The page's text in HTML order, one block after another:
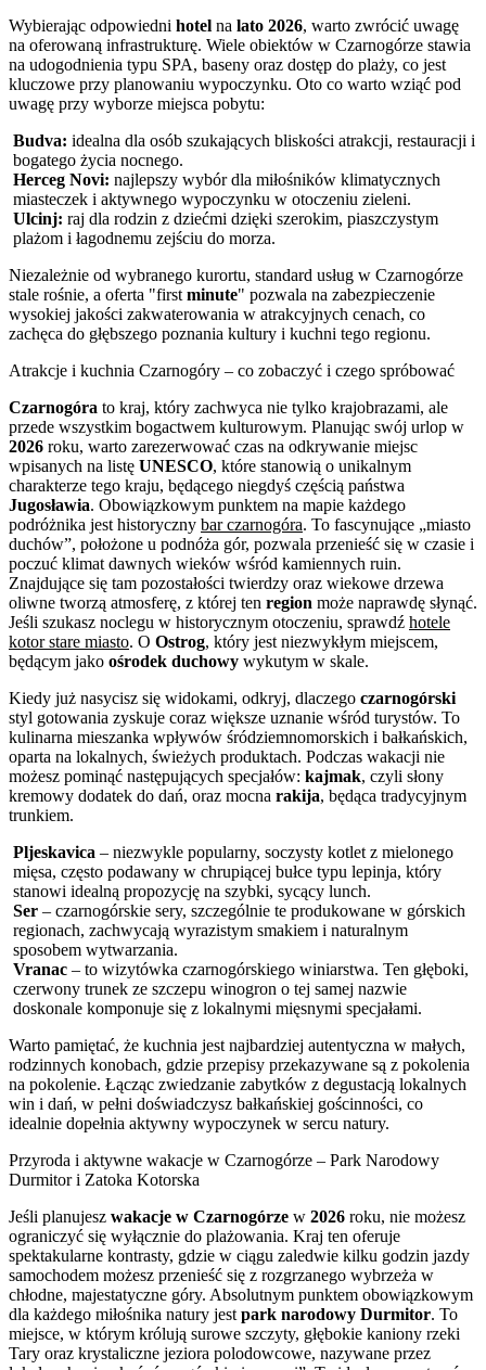
Wybierając odpowiedni hotel na lato 2026, warto zwrócić uwagę
na oferowaną infrastrukturę. Wiele obiektów w Czarnogórze stawia
na udogodnienia typu SPA, baseny oraz dostęp do plaży, co jest
kluczowe przy planowaniu wypoczynku. Oto co warto wziąć pod
uwagę przy wyborze miejsca pobytu:
Budva: idealna dla osób szukających bliskości atrakcji, restauracji i
bogatego życia nocnego.
Herceg Novi: najlepszy wybór dla miłośników klimatycznych
miasteczek i aktywnego wypoczynku w otoczeniu zieleni.
Ulcinj: raj dla rodzin z dziećmi dzięki szerokim, piaszczystym
plażom i łagodnemu zejściu do morza.
Niezależnie od wybranego kurortu, standard usług w Czarnogórze
stale rośnie, a oferta "first minute" pozwala na zabezpieczenie
wysokiej jakości zakwaterowania w atrakcyjnych cenach, co
zachęca do głębszego poznania kultury i kuchni tego regionu.
Atrakcje i kuchnia Czarnogóry – co zobaczyć i czego spróbować
Czarnogóra to kraj, który zachwyca nie tylko krajobrazami, ale
przede wszystkim bogactwem kulturowym. Planując swój urlop w
2026 roku, warto zarezerwować czas na odkrywanie miejsc
wpisanych na listę UNESCO, które stanowią o unikalnym
charakterze tego kraju, będącego niegdyś częścią państwa
Jugosławia. Obowiązkowym punktem na mapie każdego
podróżnika jest historyczny bar czarnogóra. To fascynujące „miasto
duchów”, położone u podnóża gór, pozwala przenieść się w czasie i
poczuć klimat dawnych wieków wśród kamiennych ruin.
Znajdujące się tam pozostałości twierdzy oraz wiekowe drzewa
oliwne tworzą atmosferę, z której ten region może naprawdę słynąć.
Jeśli szukasz noclegu w historycznym otoczeniu, sprawdź hotele
kotor stare miasto. O Ostrog, który jest niezwykłym miejscem,
będącym jako ośrodek duchowy wykutym w skale.
Kiedy już nasycisz się widokami, odkryj, dlaczego czarnogórski
styl gotowania zyskuje coraz większe uznanie wśród turystów. To
kulinarna mieszanka wpływów śródziemnomorskich i bałkańskich,
oparta na lokalnych, świeżych produktach. Podczas wakacji nie
możesz pominąć następujących specjałów: kajmak, czyli słony
kremowy dodatek do dań, oraz mocna rakija, będąca tradycyjnym
trunkiem.
Pljeskavica – niezwykle popularny, soczysty kotlet z mielonego
mięsa, często podawany w chrupiącej bułce typu lepinja, który
stanowi idealną propozycję na szybki, sycący lunch.
Ser – czarnogórskie sery, szczególnie te produkowane w górskich
regionach, zachwycają wyrazistym smakiem i naturalnym
sposobem wytwarzania.
Vranac – to wizytówka czarnogórskiego winiarstwa. Ten głęboki,
czerwony trunek ze szczepu winogron o tej samej nazwie
doskonale komponuje się z lokalnymi mięsnymi specjałami.
Warto pamiętać, że kuchnia jest najbardziej autentyczna w małych,
rodzinnych konobach, gdzie przepisy przekazywane są z pokolenia
na pokolenie. Łącząc zwiedzanie zabytków z degustacją lokalnych
win i dań, w pełni doświadczysz bałkańskiej gościnności, co
idealnie dopełnia aktywny wypoczynek w sercu natury.
Przyroda i aktywne wakacje w Czarnogórze – Park Narodowy
Durmitor i Zatoka Kotorska
Jeśli planujesz wakacje w Czarnogórze w 2026 roku, nie możesz
ograniczyć się wyłącznie do plażowania. Kraj ten oferuje
spektakularne kontrasty, gdzie w ciągu zaledwie kilku godzin jazdy
samochodem możesz przenieść się z rozgrzanego wybrzeża w
chłodne, majestatyczne góry. Absolutnym punktem obowiązkowym
dla każdego miłośnika natury jest park narodowy Durmitor. To
miejsce, w którym królują surowe szczyty, głębokie kaniony rzeki
Tary oraz krystaliczne jeziora polodowcowe, nazywane przez